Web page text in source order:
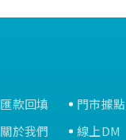
匯款回填
關於我們
門市據點
線上DM